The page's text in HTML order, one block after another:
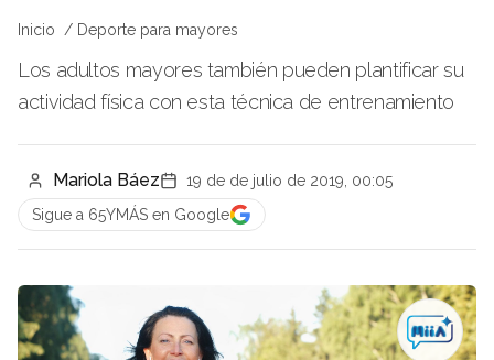
Inicio Deporte para mayores
Los adultos mayores también pueden plantificar su
actividad física con esta técnica de entrenamiento
Mariola Báez
19 de de julio de 2019, 00:05
Sigue a 65YMÁS en Google